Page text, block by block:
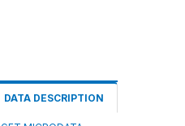
DATA DESCRIPTION